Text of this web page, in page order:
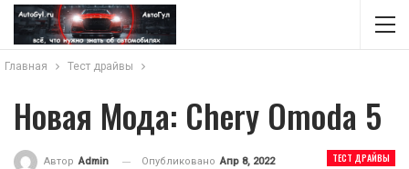
Главная Тест драйвы
Новая Мода: Chery Omoda 5
ТЕСТ ДРАЙВЫ
Автор Admin Опубликовано Апр 8, 2022